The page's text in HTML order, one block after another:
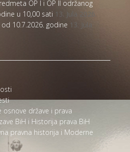
OP I i OP II održanog
u 10,00 sati 13. Jula 2026.
10.7.2026. godine 13. Jula
osnove države i prava
BiH i Historija prava BiH
pravna historija i Moderne